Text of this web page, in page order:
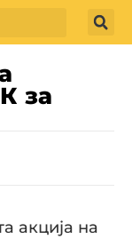
за
акција на